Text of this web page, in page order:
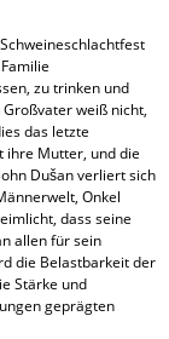
zu trinken und
weiß nicht,
das letzte
ihre Mutter, und die
Dušan verliert sich
Onkel
dass seine
allen für sein
die Belastbarkeit der
Stärke und
geprägten